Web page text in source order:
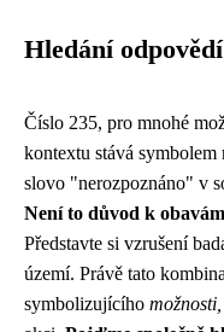
Hledání odpovědí
Číslo 235, pro mnohé
kontextu stává
slovo "nerozpoznáno" v
Není to důvod k
Představte si vzrušení
území. Právě tato
symbolizujícího